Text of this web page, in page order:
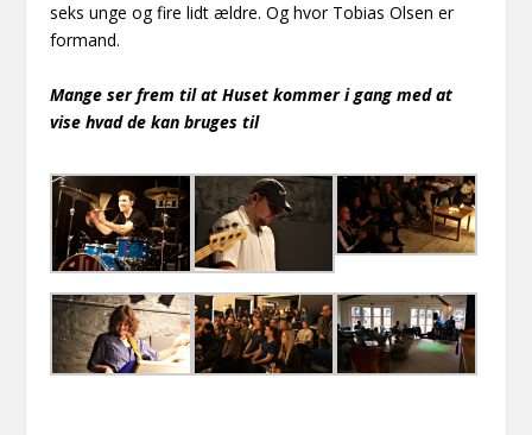
seks unge og fire lidt ældre. Og hvor Tobias Olsen er
formand.
Mange ser frem til at Huset kommer i gang med at
vise hvad de kan bruges til